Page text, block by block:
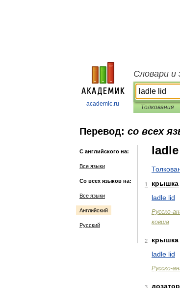
academic.ru
Словари и
Толкования
Перевод: со всех
С английского на:
Все языки
Со всех языков на:
Все языки
Английский
Русский
1 крышка
ladle lid
Русско-
ковша
2 крышка
ladle lid
Русско-
дозатор